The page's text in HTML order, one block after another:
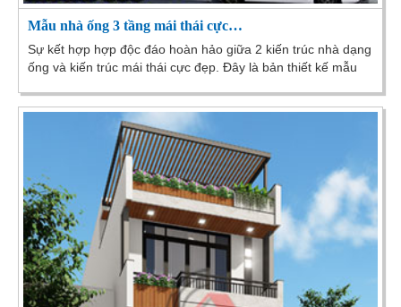
Mẫu nhà ống 3 tầng mái thái cực…
Sự kết hợp hợp độc đáo hoàn hảo giữa 2 kiến trúc nhà dạng
ống và kiến trúc mái thái cực đẹp. Đây là bản thiết kế mẫu